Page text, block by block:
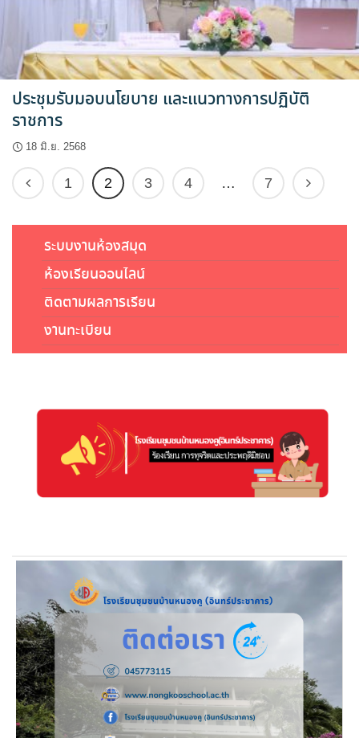
ประชุมรับมอบนโยบาย และแนวทางการปฏิบัติ
ราชการ
18 มิ.ย. 2568
1 2 3 4 … 7
ระบบงานห้องสมุด
ห้องเรียนออนไลน์
ติดตามผลการเรียน
งานทะเบียน